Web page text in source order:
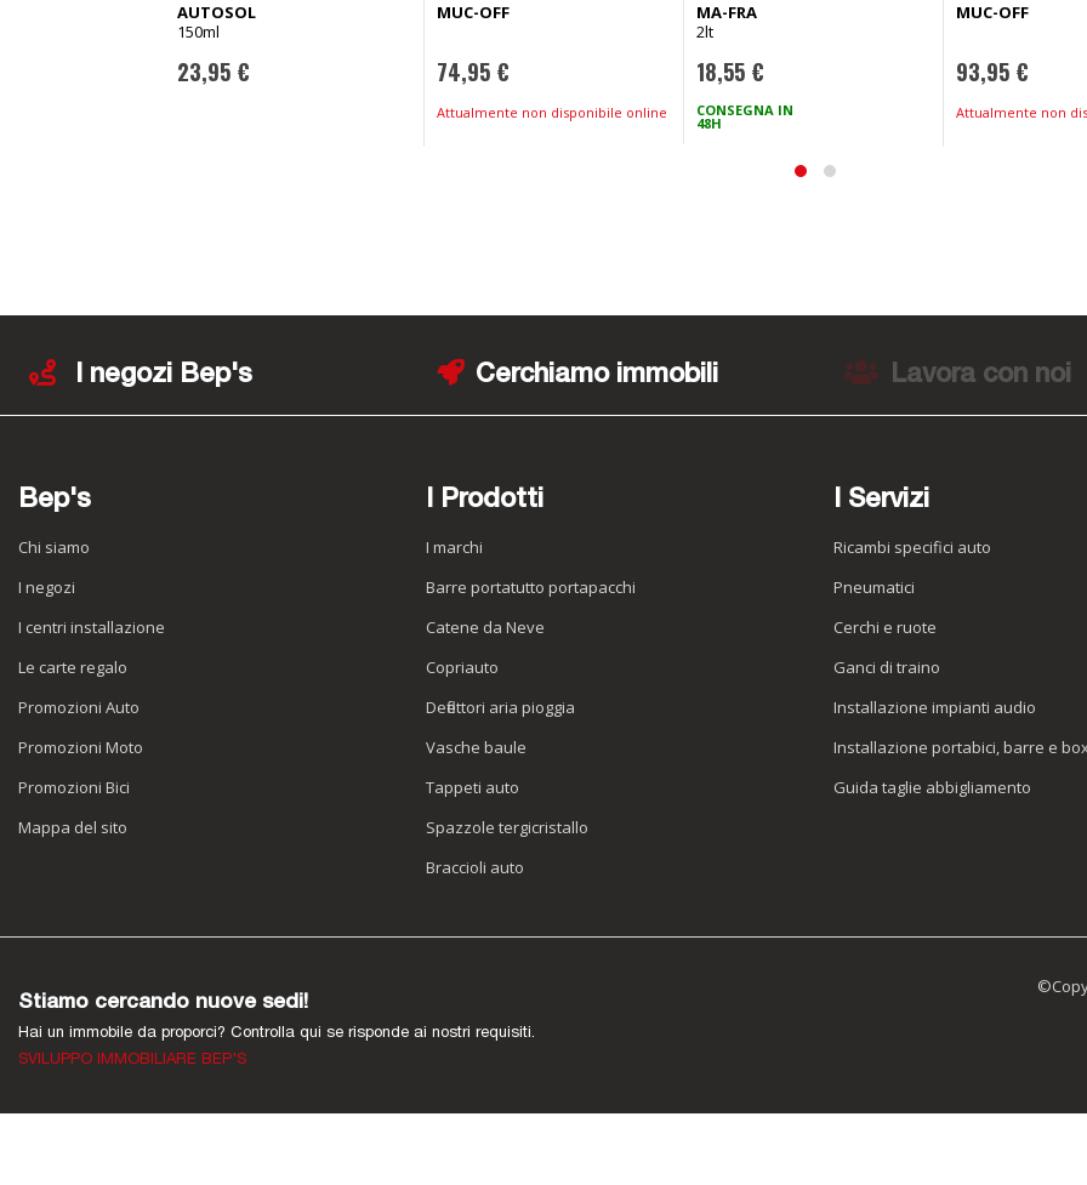
AUTOSOL
150ml
23,95 €
MUC-OFF
74,95 €
Attualmente non disponibile online
MA-FRA
2lt
18,55 €
CONSEGNA IN
48H
MUC-OFF
93,95 €
Attualmente non
I negozi Bep's Cerchiamo immobili Lavora con noi
Bep's
Chi siamo
I negozi
I centri installazione
Le carte regalo
Promozioni Auto
Promozioni Moto
Promozioni Bici
Mappa del sito
I Prodotti
I marchi
Barre portatutto portapacchi
Catene da Neve
Copriauto
Deflettori aria pioggia
Vasche baule
Tappeti auto
Spazzole tergicristallo
Braccioli auto
I Servizi
Ricambi specifici auto
Pneumatici
Cerchi e ruote
Ganci di traino
Installazione impianti audio
Installazione portabici, barre e
Guida taglie abbigliamento
Stiamo cercando nuove sedi!
Hai un immobile da proporci? Controlla qui se risponde ai nostri requisiti.
SVILUPPO IMMOBILIARE BEP'S